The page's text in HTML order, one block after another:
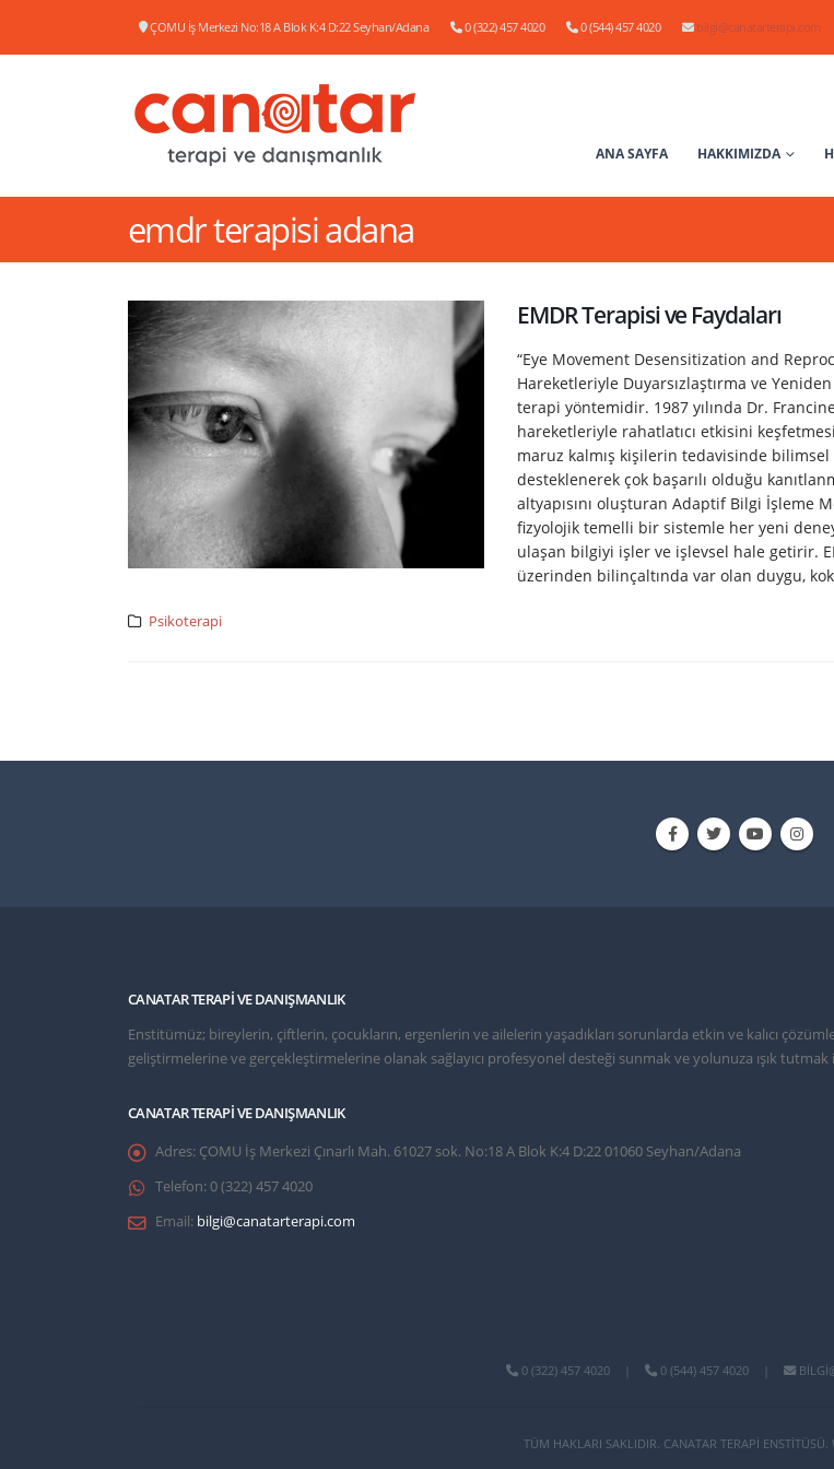
ÇOMU İş Merkezi No:18 A Blok K:4 D:22 Seyhan/Adana 0 (322) 457 4020 0 (544) 457 4020 bilgi@canatarterapi.com
ANA SAYFA HAKKIMIZDA
emdr terapisi adana
EMDR Terapisi ve Faydaları
“Eye Movement Desensitization and
Hareketleriyle Duyarsızlaştırma ve
terapi yöntemidir. 1987 yılında Dr.
hareketleriyle rahatlatıcı etkisini
maruz kalmış kişilerin tedavisinde bilimsel
desteklenerek çok başarılı olduğu
altyapısını oluşturan Adaptif Bilgi İşleme
fizyolojik temelli bir sistemle her yeni
ulaşan bilgiyi işler ve işlevsel hale getirir.
üzerinden bilinçaltında var olan duygu,
Psikoterapi
CANATAR TERAPI VE DANIŞMANLIK
Enstitümüz; bireylerin, çiftlerin, çocukların, ergenlerin ve ailelerin yaşadıkları sorunlarda etkin ve kalıcı
geliştirmelerine ve gerçekleştirmelerine olanak sağlayıcı profesyonel desteği sunmak ve yolunuza ışık
CANATAR TERAPI VE DANIŞMANLIK
Adres: ÇOMU İş Merkezi Çınarlı Mah. 61027 sok. No:18 A Blok K:4 D:22 01060 Seyhan/Adana
Telefon:0 (322) 457 4020
Email: bilgi@canatarterapi.com
0 (322) 457 4020 0 (544) 457 4020
TÜM HAKLARI SAKLIDIR. CANATAR TERAPI ENSTITÜSÜ.